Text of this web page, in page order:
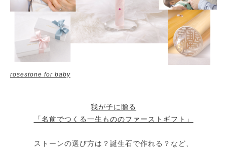
rosestone for baby
我が子に贈る
「名前でつくる一生もののファーストギフト」
ストーンの選び方は？誕生石で作れる？など、